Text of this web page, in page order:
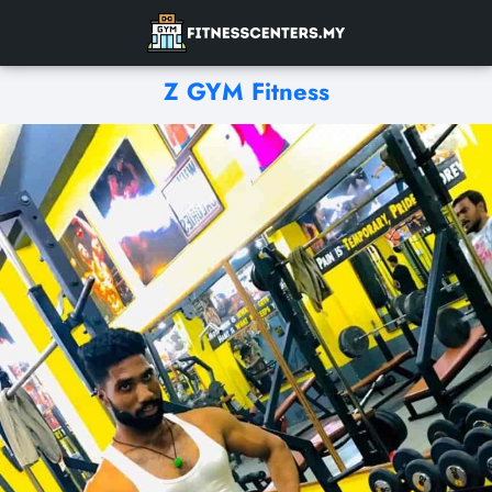
Z GYM Fitness